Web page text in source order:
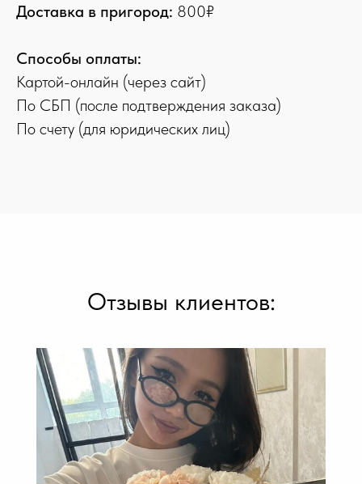
Доставка в пригород: 800₽
Способы оплаты:
Картой-онлайн (через сайт)
По СБП (после подтверждения заказа)
По счету (для юридических лиц)
Отзывы клиентов: